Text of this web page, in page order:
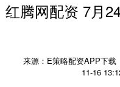
红腾网配资 7月
来源：E策略配资APP下载
11-16